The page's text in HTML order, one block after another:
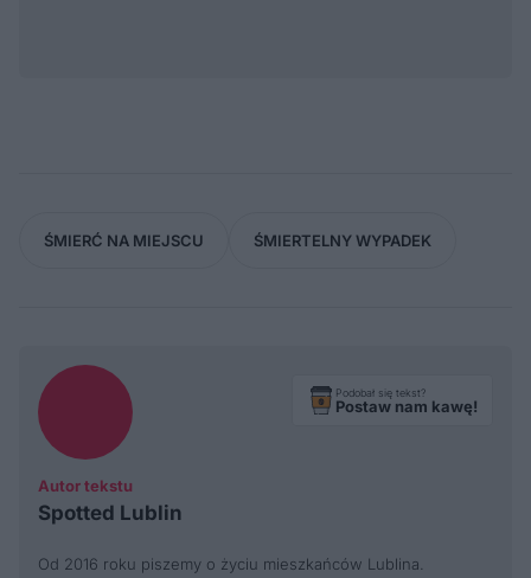
ŚMIERĆ NA MIEJSCU ŚMIERTELNY WYPADEK
Autor tekstu
Spotted Lublin
Podobał się tekst?
Postaw nam kawę!
Od 2016 roku piszemy o życiu mieszkańców Lublina.